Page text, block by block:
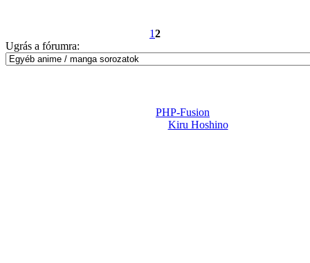
12
Ugrás a fórumra:
PHP-Fusion
Kiru Hoshino